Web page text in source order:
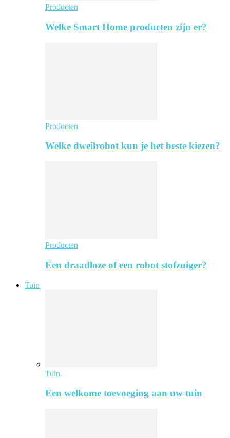
Producten
Welke Smart Home producten zijn er?
Producten
Welke dweilrobot kun je het beste kiezen?
Producten
Een draadloze of een robot stofzuiger?
Tuin
Tuin
Een welkome toevoeging aan uw tuin